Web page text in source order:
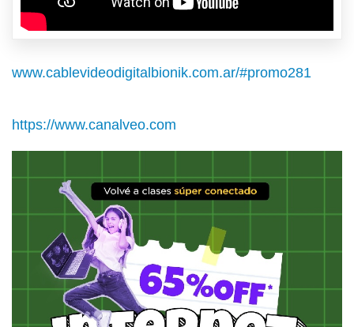
www.cablevideodigitalbionik.com.ar/#promo281
https://www.canalveo.com